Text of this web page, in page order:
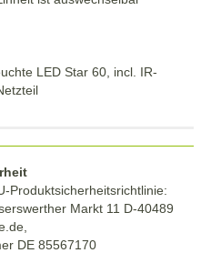
LED Star 60, incl. IR-
Produktsicherheitsrichtlinie:
Markt 11 D-40489
DE 85567170